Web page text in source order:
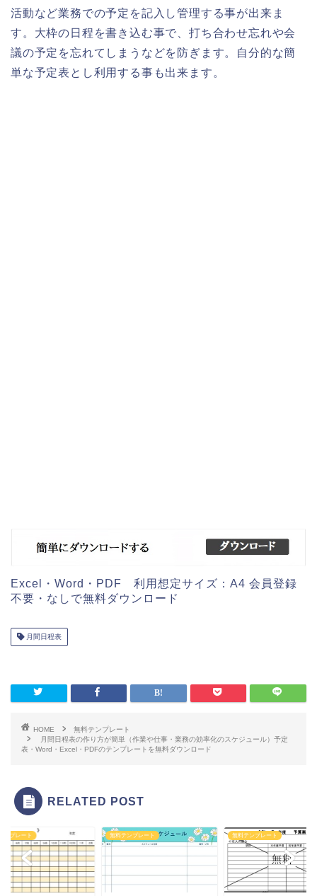
活動など業務での予定を記入し管理する事が出来ま
す。大枠の日程を書き込む事で、打ち合わせ忘れや会
議の予定を忘れてしまうなどを防ぎます。自分的な簡
単な予定表とし利用する事も出来ます。
Excel・Word・PDF 利用想定サイズ：A4 会員登録
不要・なしで無料ダウンロード
月間日程表
HOME
無料テンプレート
月間日程表の作り方が簡単（作業や仕事・業務の効率化のスケジュール）予定
表・Word・Excel・PDFのテンプレートを無料ダウンロード
RELATED POST
ンプレート 無料テンプレート 無料テンプレート